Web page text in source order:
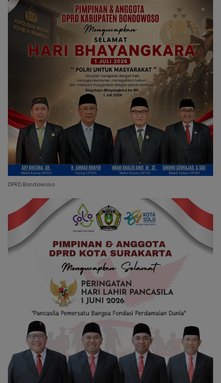
DPRD Bondowoso